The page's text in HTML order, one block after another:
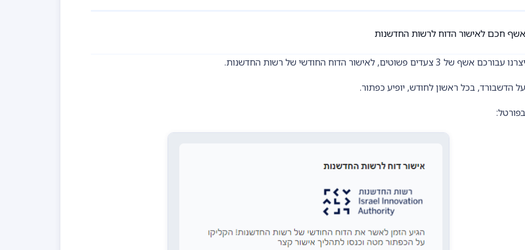
אשף חכם לאישור הדוח לרשות החדשנות
יצרנו עבורכם אשף של 3 צעדים פשוטים, לאישור הדוח החודשי של רשות החדשנות.
על הדשבורד, בכל ראשון לחודש, יופיע כפתור.
בפורטל: